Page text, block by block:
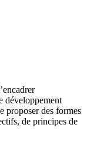
développement
proposer des formes
de principes de